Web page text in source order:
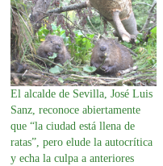
El alcalde de Sevilla, José Luis
Sanz, reconoce abiertamente
que “la ciudad está llena de
ratas”, pero elude la autocrítica
y echa la culpa a anteriores